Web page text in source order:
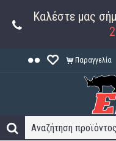
Καλέστε μας
Παραγγελία